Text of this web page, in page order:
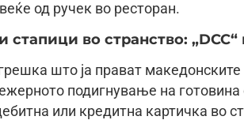
од ручек во ресторан.
во странство:
што ја прават
подигнување на
или кредитна картичка во